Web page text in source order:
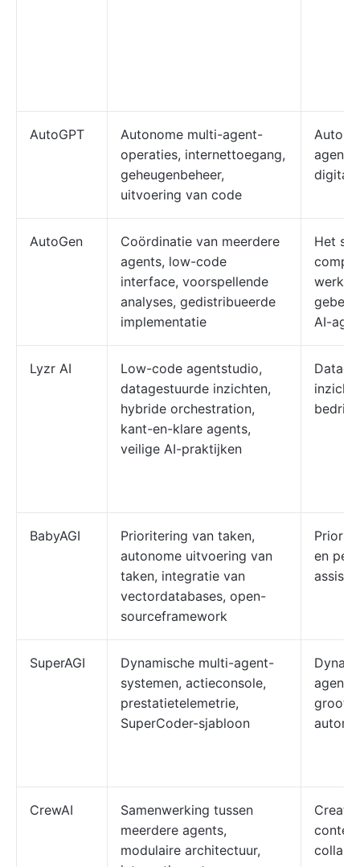
AutoGPT
Autonome multi-agent-
operaties, internettoegang,
geheugenbeheer,
uitvoering van code
agent-
AutoGen
Coördinatie van meerdere
agents, low-code
interface, voorspellende
analyses, gedistribueerde
implementatie
Het
AI-
Lyzr AI
Low-code agentstudio,
datagestuurde inzichten,
hybride orchestration,
kant-en-klare agents,
veilige AI-praktijken
BabyAGI
Prioritering van taken,
autonome uitvoering van
taken, integratie van
vectordatabases, open-
sourceframework
en
SuperAGI
Dynamische multi-agent-
systemen, actieconsole,
prestatietelemetrie,
SuperCoder-sjabloon
agent-
CrewAI
Samenwerking tussen
meerdere agents,
modulaire architectuur,